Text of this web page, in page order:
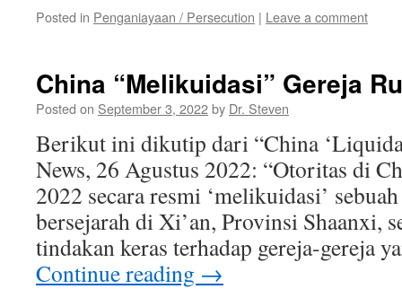
Posted in Penganiayaan / Persecution | Leave a comment
China “Melikuidasi” Gereja
Posted on September 3, 2022by Dr. Steven
Berikut ini dikutip dari “China
News, 26 Agustus 2022: “Otoritas di
2022 secara resmi ‘melikuidasi’
bersejarah di Xi’an, Provinsi Shaanxi,
tindakan keras terhadap gereja-gereja
Continue reading →